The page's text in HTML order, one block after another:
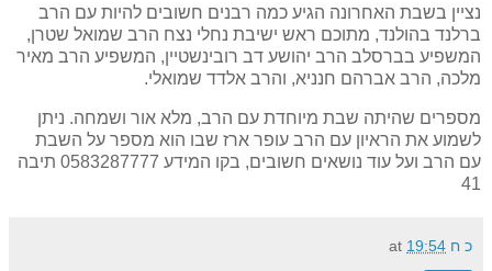
נציין בשבת האחרונה הגיע כמה רבנים חשובים להיות עם הרב
ברלנד בהולנד, מתוכם ראש ישיבת נחלי נצח הרב שמואל שטרן,
המשפיע בברסלב הרב יהושע דב רובינשטיין, המשפיע הרב מאיר
מלכה, הרב אברהם חנניא, והרב אלדד שמואלי.
מספרים שהיתה שבת מיוחדת עם הרב, מלא אור ושמחה. ניתן
לשמוע את הראיון עם הרב עופר ארז שבו הוא מספר על השבת
עם הרב ועל עוד נושאים חשובים, בקו המידע 0583287777 תיבה
41
כ ח at 19:54